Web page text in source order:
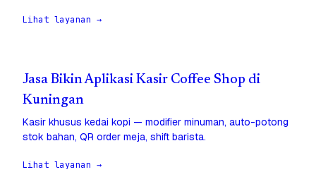
Lihat layanan →
Jasa Bikin Aplikasi Kasir Coffee Shop di
Kuningan
Kasir khusus kedai kopi — modifier minuman, auto-potong
stok bahan, QR order meja, shift barista.
Lihat layanan →